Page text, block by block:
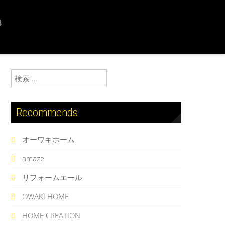
検索:
Recommends
オーワキホーム
amaze
リフォームエール
OWAKI HOME
HOME CREATION